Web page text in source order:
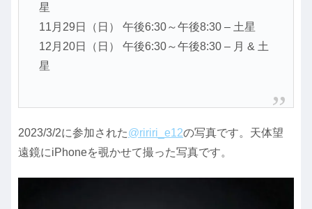
星
11月29日（日） 午後6:30～午後8:30 – 土星
12月20日（日） 午後6:30～午後8:30 – 月 & 土
星
2023/3/2に参加された@ririri_e12の写真です。天体望
遠鏡にiPhoneを覗かせて撮った写真です。